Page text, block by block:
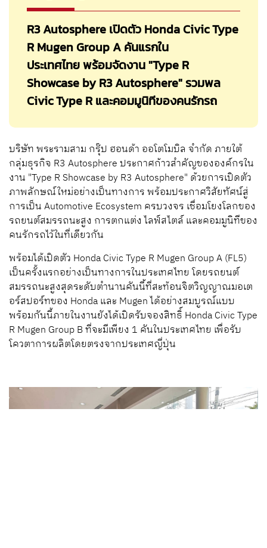
R3 Autosphere เปิดตัว Honda Civic Type
R Mugen Group A คันแรกใน
ประเทศไทย พร้อมจัดงาน "Type R
Showcase by R3 Autosphere" รวมพล
Civic Type R และคอมมูนิทีของคนรักรถ
บริษัท พระรามสาม กรุ๊ป ฮอนด้า ออโตโมบิล จำกัด ภายใต้
กลุ่มธุรกิจ R3 Autosphere ประกาศก้าวสำคัญขององค์กรใน
งาน "Type R Showcase by R3 Autosphere" ด้วยการเปิดตัว
ภาพลักษณ์ใหม่อย่างเป็นทางการ พร้อมประกาศวิสัยทัศน์สู่
การเป็น Automotive Ecosystem ครบวงจร เชื่อมโยงโลกของ
รถยนต์สมรรถนะสูง การตกแต่ง ไลฟ์สไตล์ และคอมมูนิทีของ
คนรักรถไว้ในที่เดียวกัน
พร้อมได้เปิดตัว Honda Civic Type R Mugen Group A (FL5)
เป็นครั้งแรกอย่างเป็นทางการในประเทศไทย โดยรถยนต์
สมรรถนะสูงสุดระดับตำนานคันนี้ที่สะท้อนจิตวิญญาณมอเต
อร์สปอร์ทของ Honda และ Mugen ได้อย่างสมบูรณ์แบบ
พร้อมกันนี้ภายในงานยังได้เปิดรับจองสิทธิ์ Honda Civic Type
R Mugen Group B ที่จะมีเพียง 1 คันในประเทศไทย เพื่อรับ
โควตาการผลิตโดยตรงจากประเทศญี่ปุ่น